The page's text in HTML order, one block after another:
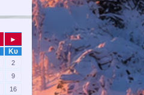
►
Κυ
2
9
16